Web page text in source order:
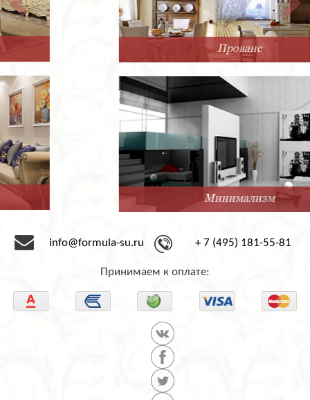
Минимализм
info@formula-su.ru + 7 (495) 181-55-81
Принимаем к оплате: